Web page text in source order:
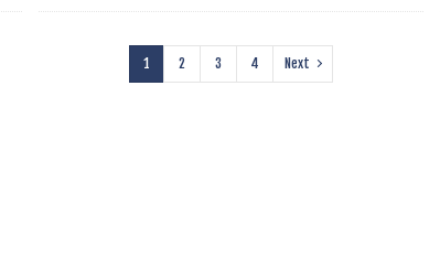
1 2 3 4 Next